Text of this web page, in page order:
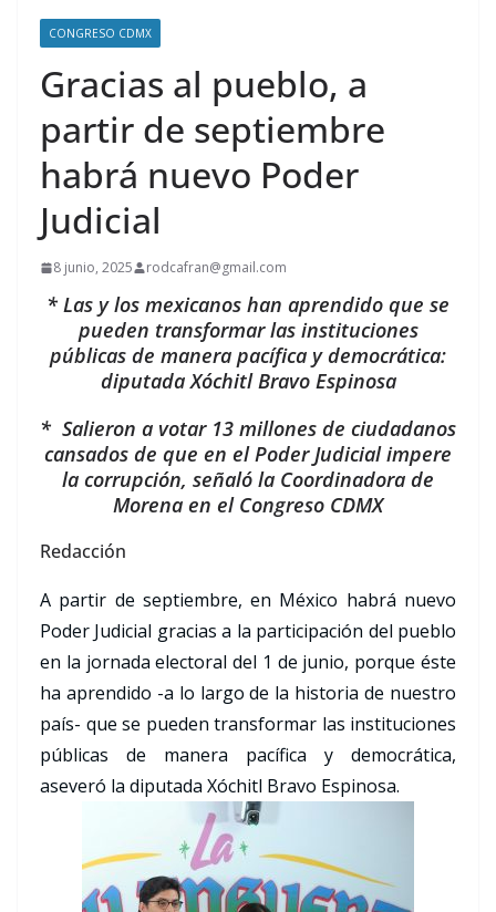
CONGRESO CDMX
Gracias al pueblo, a
partir de septiembre
habrá nuevo Poder
Judicial
8 junio, 2025 rodcafran@gmail.com
* Las y los mexicanos han aprendido que se
pueden transformar las instituciones
públicas de manera pacífica y democrática:
diputada Xóchitl Bravo Espinosa
* Salieron a votar 13 millones de ciudadanos
cansados de que en el Poder Judicial impere
la corrupción, señaló la Coordinadora de
Morena en el Congreso CDMX
Redacción
A partir de septiembre, en México habrá nuevo
Poder Judicial gracias a la participación del pueblo
en la jornada electoral del 1 de junio, porque éste
ha aprendido -a lo largo de la historia de nuestro
país- que se pueden transformar las instituciones
públicas de manera pacífica y democrática,
aseveró la diputada Xóchitl Bravo Espinosa.